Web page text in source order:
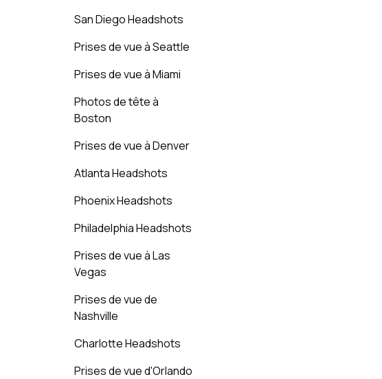
San Diego Headshots
Prises de vue à Seattle
Prises de vue à Miami
Photos de tête à
Boston
Prises de vue à Denver
Atlanta Headshots
Phoenix Headshots
Philadelphia Headshots
Prises de vue à Las
Vegas
Prises de vue de
Nashville
Charlotte Headshots
Prises de vue d'Orlando